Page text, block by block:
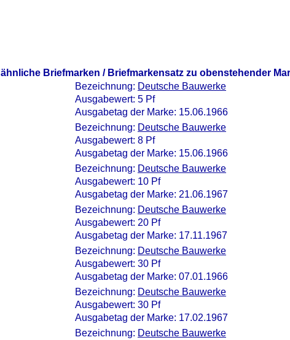
ähnliche Briefmarken / Briefmarkensatz zu obenstehender
Bezeichnung: Deutsche Bauwerke
Ausgabewert: 5 Pf
Ausgabetag der Marke: 15.06.1966
Bezeichnung: Deutsche Bauwerke
Ausgabewert: 8 Pf
Ausgabetag der Marke: 15.06.1966
Bezeichnung: Deutsche Bauwerke
Ausgabewert: 10 Pf
Ausgabetag der Marke: 21.06.1967
Bezeichnung: Deutsche Bauwerke
Ausgabewert: 20 Pf
Ausgabetag der Marke: 17.11.1967
Bezeichnung: Deutsche Bauwerke
Ausgabewert: 30 Pf
Ausgabetag der Marke: 07.01.1966
Bezeichnung: Deutsche Bauwerke
Ausgabewert: 30 Pf
Ausgabetag der Marke: 17.02.1967
Bezeichnung: Deutsche Bauwerke